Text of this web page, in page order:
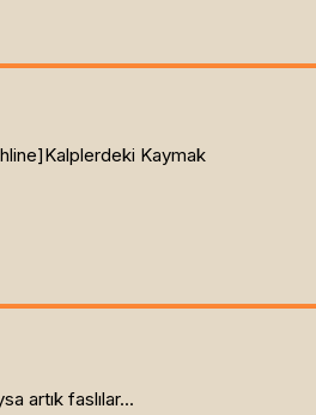
Kalplerdeki Kaymak
artık faslılar...